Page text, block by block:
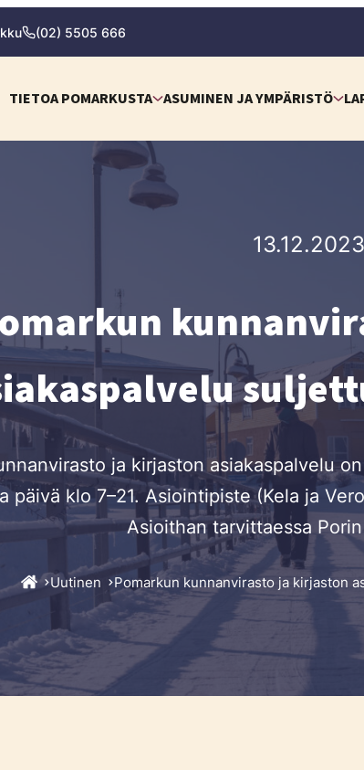
(02) 5505 666
TIETOA POMARKUSTA ASUMINEN JA YMPÄRISTÖ
13.12.2023
ja kirjaston asiakaspalvelu
päivä klo 7–21. Asiointipiste (Kela ja
Asioithan tarvittaessa
Uutinen Pomarkun kunnanvirasto ja kirjaston